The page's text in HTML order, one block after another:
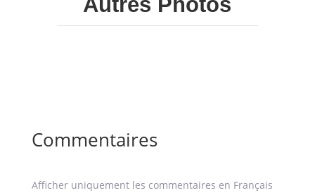
Commentaires
Afficher uniquement les commentaires en Français